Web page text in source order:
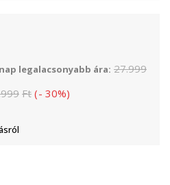
legalacsonyabb ára: 27.999
Ft (- 30%)